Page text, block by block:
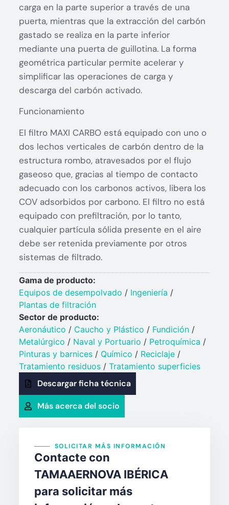
carga en la parte superior a través de una
puerta, mientras que la extracción del carbón
gastado se realiza en la parte inferior
mediante una puerta de guillotina. La forma
geométrica particular permite acelerar y
simplificar las operaciones de carga y
descarga del carbón activado.
Funcionamiento
El filtro MAXI CARBO está equipado con uno o
dos lechos verticales de carbón dentro de la
estructura rombo, atravesados por el flujo
gaseoso que, gracias al tiempo de contacto
adecuado con los carbonos activos, libera los
COV adsorbidos por carbono. El filtro no está
equipado con prefiltración, por lo tanto,
cualquier partícula sólida presente en el aire
debe ser retenida previamente por otros
sistemas de filtrado.
Gama de producto:
Equipos de desempolvado / Ingeniería /
Plantas de filtración
Sector de producto:
Aeronáutico / Caucho y Plástico​ / Fundición/
Metalúrgico / Naval y Portuario​ / Petroquímica​ /
Pinturas y barnices​/ Químico​ / Reciclaje/
Tratamiento residuos/ Tratamiento superficies
Descargar ficha técnica
Más acerca del socio
SOLICITAR MÁS INFORMACIÓN
Contacte con
TAMAAERNOVA IBÉRICA
para solicitar más